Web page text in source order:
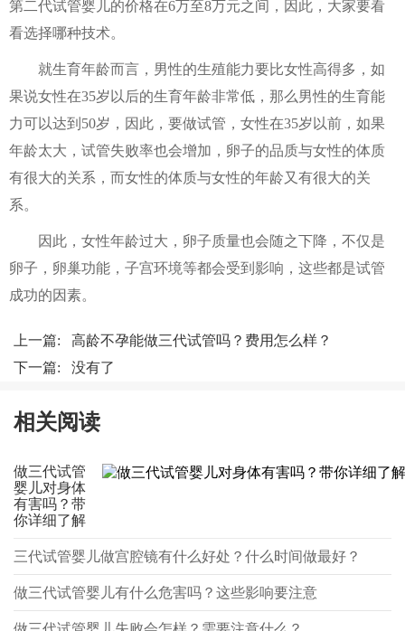
第二代试管婴儿的价格在6万至8万元之间，因此，大家要看
看选择哪种技术。
就生育年龄而言，男性的生殖能力要比女性高得多，如
果说女性在35岁以后的生育年龄非常低，那么男性的生育能
力可以达到50岁，因此，要做试管，女性在35岁以前，如果
年龄太大，试管失败率也会增加，卵子的品质与女性的体质
有很大的关系，而女性的体质与女性的年龄又有很大的关
系。
因此，女性年龄过大，卵子质量也会随之下降，不仅是
卵子，卵巢功能，子宫环境等都会受到影响，这些都是试管
成功的因素。
上一篇: 高龄不孕能做三代试管吗？费用怎么样？
下一篇: 没有了
相关阅读
做三代试管
婴儿对身体
有害吗？带
你详细了解
三代试管婴儿做宫腔镜有什么好处？什么时间做最好？
做三代试管婴儿有什么危害吗？这些影响要注意